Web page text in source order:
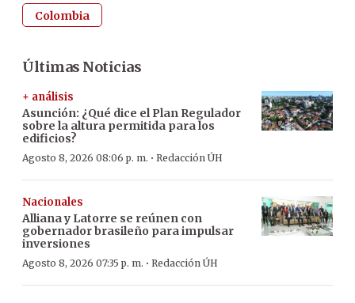
Colombia
Últimas Noticias
+ análisis
Asunción: ¿Qué dice el Plan Regulador
sobre la altura permitida para los
edificios?
Agosto 8, 2026 08:06 p. m. · Redacción ÚH
Nacionales
Alliana y Latorre se reúnen con
gobernador brasileño para impulsar
inversiones
Agosto 8, 2026 07:35 p. m. · Redacción ÚH